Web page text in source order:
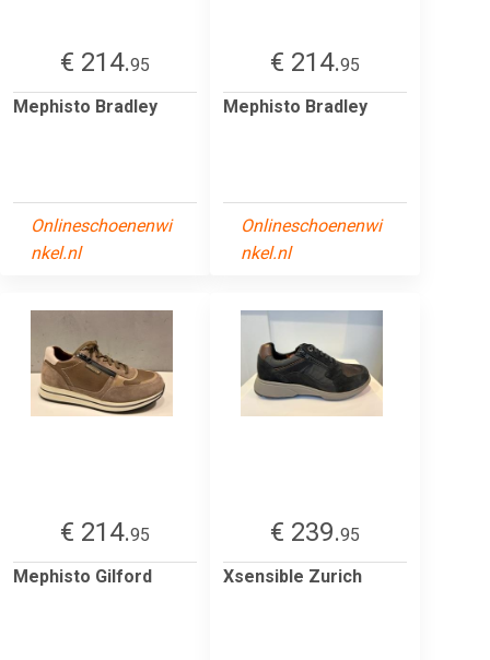
€ 214.95
Mephisto Bradley
Onlineschoenenwi
nkel.nl
€ 214.95
Mephisto Bradley
Onlineschoenenwi
nkel.nl
€ 214.95
Mephisto Gilford
€ 239.95
Xsensible Zurich